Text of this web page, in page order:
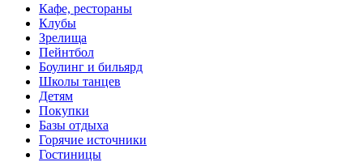
Кафе, рестораны
Клубы
Зрелища
Пейнтбол
Боулинг и бильярд
Школы танцев
Детям
Покупки
Базы отдыха
Горячие источники
Гостиницы